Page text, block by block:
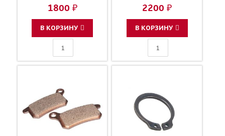
1800 ₽
В КОРЗИНУ
2200 ₽
В КОРЗИНУ